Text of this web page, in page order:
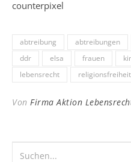
abtreibung abtreibungen
ddr
elsa frauen
lebensrecht
religionsfreiheit
Von Firma Aktion